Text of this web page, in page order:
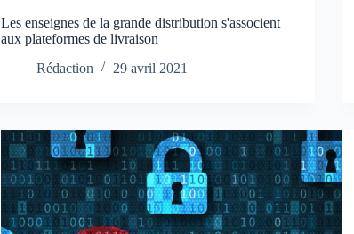
Les enseignes de la grande distribution s'associent
aux plateformes de livraison
Rédaction
29 avril 2021